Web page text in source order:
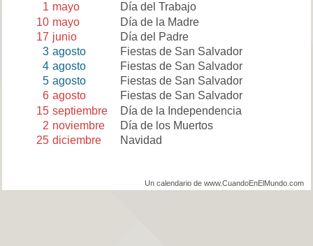
1 mayo
Día del Trabajo
10 mayo
Día de la Madre
17 junio
Día del Padre
3 agosto
Fiestas de San Salvador
4 agosto
Fiestas de San Salvador
5 agosto
Fiestas de San Salvador
6 agosto
Fiestas de San Salvador
15 septiembre
Día de la Independencia
2 noviembre
Día de los Muertos
25 diciembre Navidad
Un calendario de www.CuandoEnElMundo.com